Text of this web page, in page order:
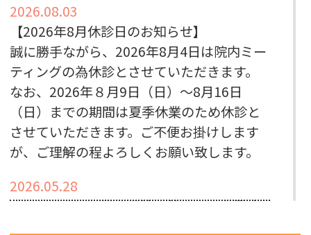
2026.08.03
【2026年8月休診日のお知らせ】
誠に勝手ながら、2026年8月4日は院内ミー
ティングの為休診とさせていただきます。
なお、2026年８月9日（日）～8月16日
（日）までの期間は夏季休業のため休診と
させていただきます。ご不便お掛けします
が、ご理解の程よろしくお願い致します。
2026.05.28
2026年6月より職場環境改善のため営業時間